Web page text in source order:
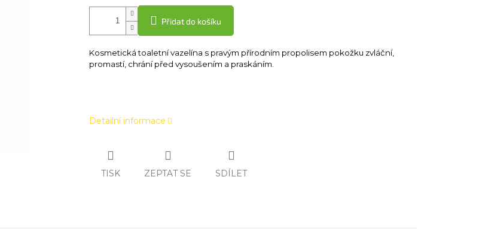
Přidat do košíku
Kosmetická toaletní vazelína s pravým přírodním propolisem pokožku zvláční,
promastí, chrání před vysoušením a praskáním.
Detailní informace
TISK ZEPTAT SE SDÍLET